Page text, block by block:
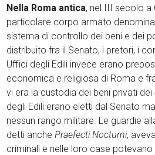
Nella Roma antica, nel III secolo
particolare corpo armato
sistema di controllo dei beni e dei
distribuito fra il Senato, i pretori, i
Uffici degli Edili invece erano
economica e religiosa di Roma e
vi era la custodia dei beni privati dei
degli Edili erano eletti dal Senato
nessun rango militare. Le guardie
detti anchePraefecti Nocturni,
criminali e nelle loro case